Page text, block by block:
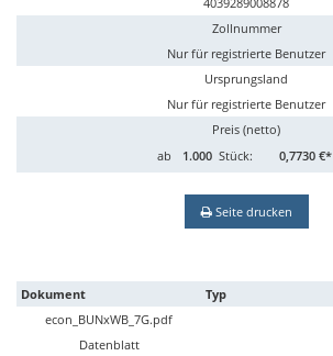
Zollnummer
Nur für registrierte Benutzer
Ursprungsland
Nur für registrierte Benutzer
Preis (netto)
ab
1.000 Stück: 0,7730 €*
Seite drucken
Dokument Typ
econ_BUNxWB_7G.pdf
Datenblatt